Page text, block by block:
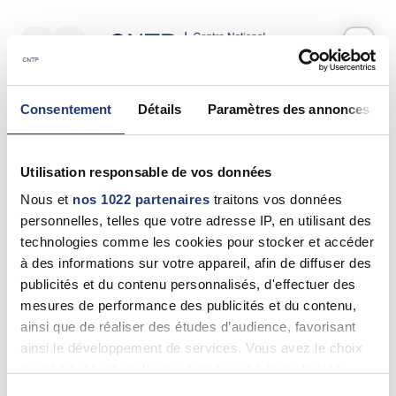
Consentement Détails Paramètres des annonces
Utilisation responsable de vos données
Nous et nos 1022 partenaires traitons vos données
personnelles, telles que votre adresse IP, en utilisant des
technologies comme les cookies pour stocker et accéder
à des informations sur votre appareil, afin de diffuser des
publicités et du contenu personnalisés, d'effectuer des
mesures de performance des publicités et du contenu,
ainsi que de réaliser des études d’audience, favorisant
ainsi le développement de services. Vous avez le choix
Votre test psychotechnique
Jeudi 27 Aout 2026à09:35
Nom *
Prénom(s) *
Email *